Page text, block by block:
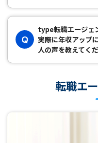
Q
type転職エージェ
実際に年収アップ
人の声を教えてくだ
転職エ